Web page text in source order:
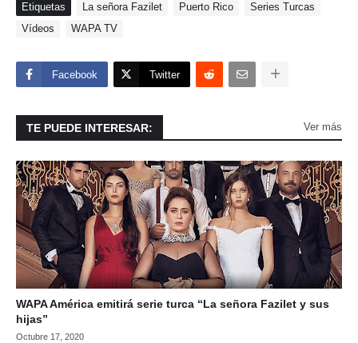
Etiquetas La señora Fazilet Puerto Rico
Series Turcas
Vídeos
WAPA TV
Facebook Twitter
TE PUEDE INTERESAR: Ver más
WAPA América emitirá serie turca “La señora Fazilet y sus
hijas”
Octubre 17, 2020